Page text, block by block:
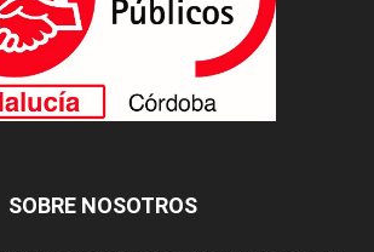
SOBRE NOSOTROS